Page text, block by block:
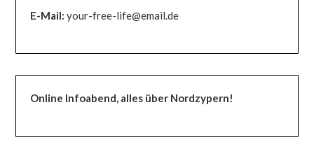
E-Mail:your-free-life@email.de
Online Infoabend, alles über Nordzypern!